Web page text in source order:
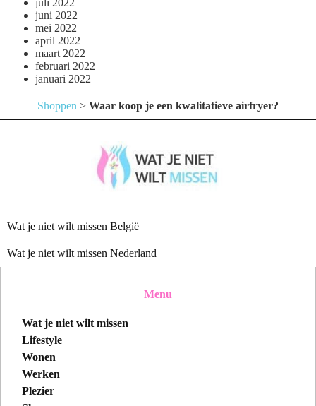
juni 2022
mei 2022
april 2022
maart 2022
februari 2022
januari 2022
Shoppen > Waar koop je een kwalitatieve airfryer?
Wat je niet wilt missen België
Wat je niet wilt missen Nederland
Menu
Wat je niet wilt missen
Lifestyle
Wonen
Werken
Plezier